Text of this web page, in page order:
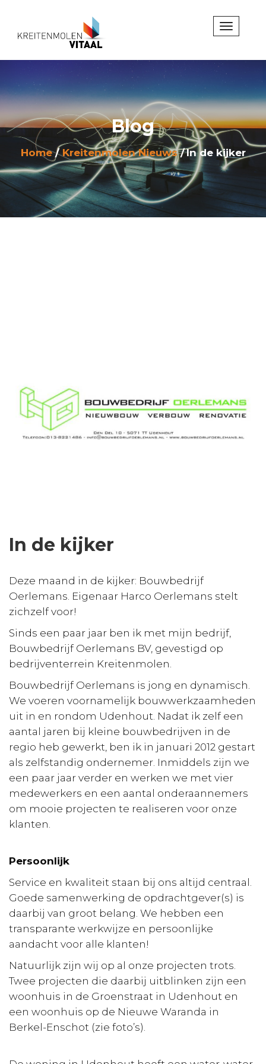
Blog
Home Kreitenmolen Nieuws In de kijker
In de kijker
Deze maand in de kijker: Bouwbedrijf
Oerlemans. Eigenaar Harco Oerlemans stelt
zichzelf voor!
Sinds een paar jaar ben ik met mijn bedrijf,
Bouwbedrijf Oerlemans BV, gevestigd op
bedrijventerrein Kreitenmolen.
Bouwbedrijf Oerlemans is jong en dynamisch.
We voeren voornamelijk bouwwerkzaamheden
uit in en rondom Udenhout. Nadat ik zelf een
aantal jaren bij kleine bouwbedrijven in de
regio heb gewerkt, ben ik in januari 2012 gestart
als zelfstandig ondernemer. Inmiddels zijn we
een paar jaar verder en werken we met vier
medewerkers en een aantal onderaannemers
om mooie projecten te realiseren voor onze
klanten.
Persoonlijk
Service en kwaliteit staan bij ons altijd centraal.
Goede samenwerking de opdrachtgever(s) is
daarbij van groot belang. We hebben een
transparante werkwijze en persoonlijke
aandacht voor alle klanten!
Natuurlijk zijn wij op al onze projecten trots.
Twee projecten die daarbij uitblinken zijn een
woonhuis in de Groenstraat in Udenhout en
een woonhuis op de Nieuwe Waranda in
Berkel-Enschot (zie foto’s).